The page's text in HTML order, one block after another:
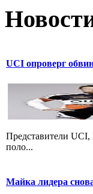
UCI опроверг
Представители
поло...
Майка лидера